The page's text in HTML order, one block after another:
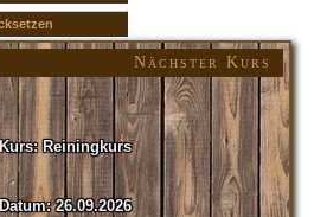
Nächster Kurs
Kurs: Reiningkurs
Datum: 26.09.2026